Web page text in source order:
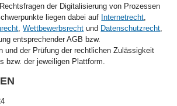
der Digitalisierung von Prozessen
liegen dabei auf Internetrecht
,Wettbewerbsrecht und Datenschutzrecht
entsprechender AGB bzw.
und der Prüfung der rechtlichen Zulässigkeit
bzw. der jeweiligen Plattform.